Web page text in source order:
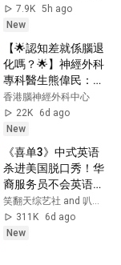
川普｜通俄門｜牛津
逗號｜FBI｜特別檢
察官｜科米｜
080626
7.9K 5h ago
New
【🌟認知差就係腦退
化嗎？🌟】神經外科
專科醫生熊偉民：逆
轉認知差有不同治療
選項
香港腦神經外科中心
22K
6d ago
New
《喜单3》中式英语
杀进美国脱口秀！华
裔服务员不会英语，
靠口音把全场笑疯
了！#喜剧之王单口
季 #脱口秀 #搞笑 #
笑翻天综艺社 and 叭叭一下
311K
6d ago
New